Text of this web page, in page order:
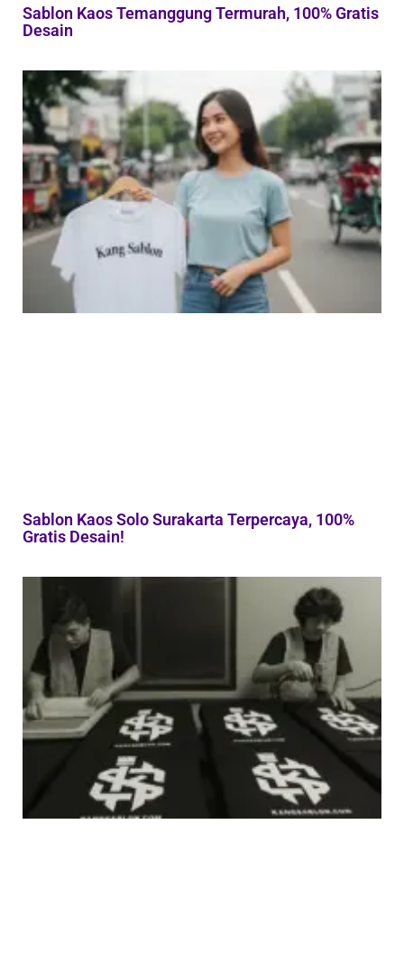
Sablon Kaos Temanggung Termurah, 100% Gratis
Desain
Sablon Kaos Solo Surakarta Terpercaya, 100%
Gratis Desain!